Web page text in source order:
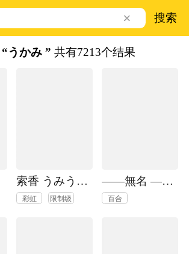
搜索
“うかみ ” 共有7213个结果
索香 うみうつし
彩虹 限制级
——無名 ——ことうみ
百合